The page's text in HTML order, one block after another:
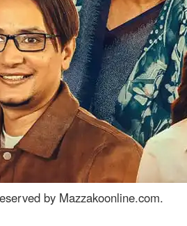
by Mazzakoonline.com.